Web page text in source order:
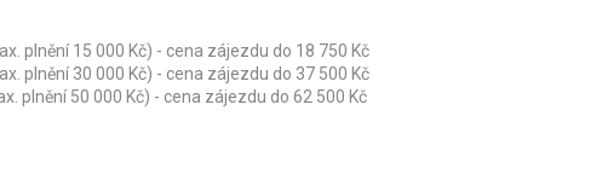
plnění 15 000 Kč) - cena zájezdu do 18 750 Kč
plnění 30 000 Kč) - cena zájezdu do 37 500 Kč
plnění 50 000 Kč) - cena zájezdu do 62 500 Kč